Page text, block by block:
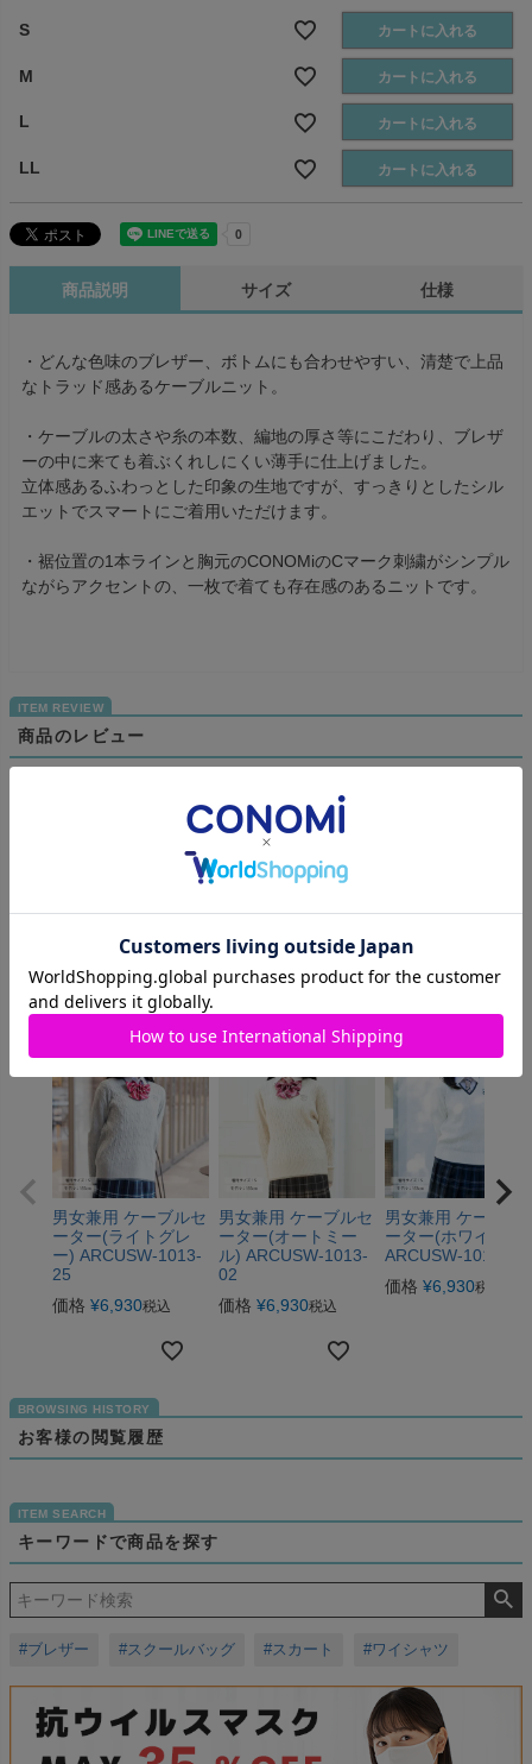
S カートに入れる
M カートに入れる
L カートに入れる
LL カートに入れる
商品説明 サイズ 仕様
・どんな色味のブレザー、ボトムにも合わせやすい、清楚で上品
なトラッド感あるケーブルニット。
・ケーブルの太さや糸の本数、編地の厚さ等にこだわり、ブレザ
ーの中に来ても着ぶくれしにくい薄手に仕上げました。
立体感あるふわっとした印象の生地ですが、すっきりとしたシル
エットでスマートにご着用いただけます。
・裾位置の1本ラインと胸元のCONOMiのCマーク刺繍がシンプル
ながらアクセントの、一枚で着ても存在感のあるニットです。
商品のレビュー
商品についてのお問い合わせ
おすすめ商品
男女兼用 ケーブルセ
ーター(ライトグレ
ー) ARCUSW-1013-
25
価格 ¥6,930税込
男女兼用 ケーブルセ
ーター(オートミー
ル) ARCUSW-1013-
02
価格 ¥6,930税込
男女兼用 ケーブル
ーター(ホワイト)
ARCUSW-1013-07
価格 ¥6,930税込
お客様の閲覧履歴
キーワードで商品を探す
#ブレザー #スクールバッグ #スカート #ワイシャツ